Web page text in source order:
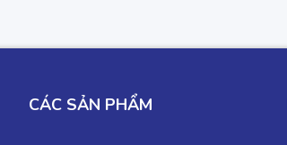
CÁC SẢN PHẨM